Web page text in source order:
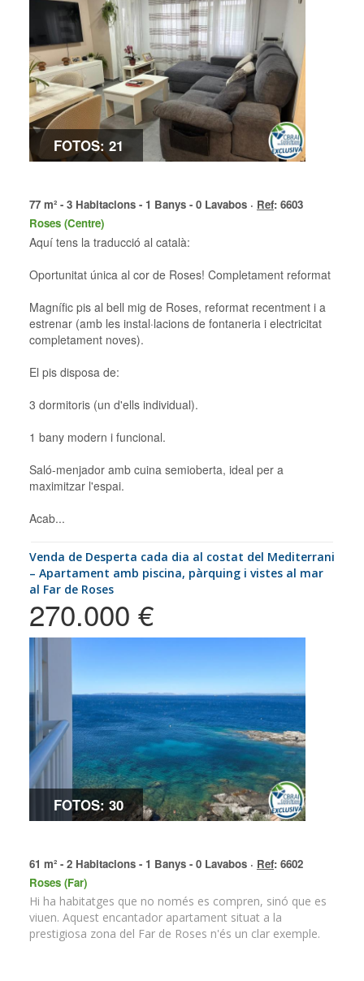
FOTOS: 21
77 m² - 3 Habitacions - 1 Banys - 0 Lavabos · Ref: 6603
Roses (Centre)
Aquí tens la traducció al català:
Oportunitat única al cor de Roses! Completament reformat
Magnífic pis al bell mig de Roses, reformat recentment i a
estrenar (amb les instal·lacions de fontaneria i electricitat
completament noves).
El pis disposa de:
3 dormitoris (un d'ells individual).
1 bany modern i funcional.
Saló-menjador amb cuina semioberta, ideal per a
maximitzar l'espai.
Acab...
Venda de Desperta cada dia al costat del Mediterrani
– Apartament amb piscina, pàrquing i vistes al mar
al Far de Roses
270.000 €
FOTOS: 30
61 m² - 2 Habitacions - 1 Banys - 0 Lavabos · Ref: 6602
Roses (Far)
Hi ha habitatges que no només es compren, sinó que es
viuen. Aquest encantador apartament situat a la
prestigiosa zona del Far de Roses n'és un clar exemple.